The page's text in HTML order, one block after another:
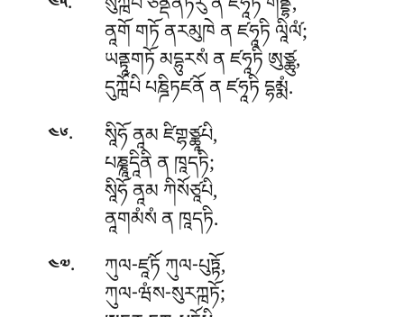
ནཱགོ གཏོ ནརམུཁེ ན ཛཧཱཏི ལཱིལ༹ཾ;
ཡནྟཱགཏོ མདྷུརསཾ ན ཛཧཱཏི ཨུཙྪུ,
དུཀྑོཔི པཎྜིཏཛནོ ན ཛཧཱཏི དྷམྨཾ.
༤༦. སཱིཧོ ནཱམ ཛིགྷཙྪཱཔི,
པཎྞཱདཱིནི ན ཁཱདཏི;
སཱིཧོ ནཱམ ཀིསོཙཱཔི,
ནཱགམཾསཾ ན ཁཱདཏི.
༤༧. ཀུལ-ཛཱཏོ ཀུལ-པུཏྟོ,
ཀུལ-ཝཾས-སུརཀྑཏོ;